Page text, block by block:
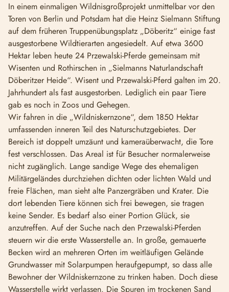
In einem einmaligen Wildnisgroßprojekt unmittelbar vor den
Toren von Berlin und Potsdam hat die Heinz Sielmann Stiftung
auf dem früheren Truppenübungsplatz „Döberitz“ einige fast
ausgestorbene Wildtierarten angesiedelt. Auf etwa 3600
Hektar leben heute 24 Przewalski-Pferde gemeinsam mit
Wisenten und Rothirschen in „Sielmanns Naturlandschaft
Döberitzer Heide“. Wisent und Przewalski-Pferd galten im 20.
Jahrhundert als fast ausgestorben. Lediglich ein paar Tiere
gab es noch in Zoos und Gehegen.
Wir fahren in die „Wildniskernzone“, dem 1850 Hektar
umfassenden inneren Teil des Naturschutzgebietes. Der
Bereich ist doppelt umzäunt und kameraüberwacht, die Tore
fest verschlossen. Das Areal ist für Besucher normalerweise
nicht zugänglich. Lange sandige Wege des ehemaligen
Militärgeländes durchziehen dichten oder lichten Wald und
freie Flächen, man sieht alte Panzergräben und Krater. Die
dort lebenden Tiere können sich frei bewegen, sie tragen
keine Sender. Es bedarf also einer Portion Glück, sie
anzutreffen. Auf der Suche nach den Przewalski-Pferden
steuern wir die erste Wasserstelle an. In große, gemauerte
Becken wird an mehreren Orten im weitläufigen Gelände
Grundwasser mit Solarpumpen heraufgepumpt, so dass alle
Bewohner der Wildniskernzone zu trinken haben. Doch diese
Wasserstelle wirkt verlassen. Die Spuren im trockenen Sand